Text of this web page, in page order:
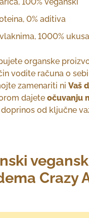
0% aditiva
1000%
organske
vodite računa o
zamenariti ni Vaš
dajete očuvanju
od ključne
Crazy